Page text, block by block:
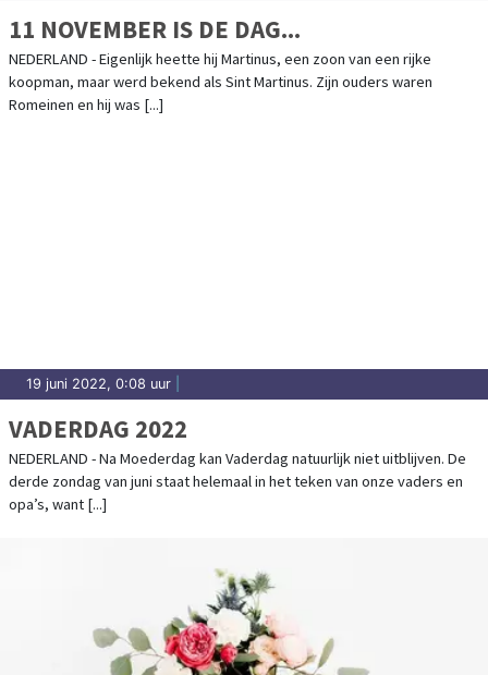
11 NOVEMBER IS DE DAG...
NEDERLAND - Eigenlijk heette hij Martinus, een zoon van een rijke
koopman, maar werd bekend als Sint Martinus. Zijn ouders waren
Romeinen en hij was [...]
19 juni 2022, 0:08 uur
VADERDAG 2022
NEDERLAND - Na Moederdag kan Vaderdag natuurlijk niet uitblijven. De
derde zondag van juni staat helemaal in het teken van onze vaders en
opa’s, want [...]